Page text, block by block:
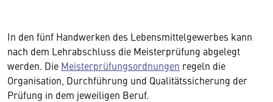
In den fünf Handwerken des Lebensmittelgewerbes kann
nach dem Lehrabschluss die Meisterprüfung abgelegt
werden. Die Meisterprüfungsordnungen regeln die
Organisation, Durchführung und Qualitätssicherung der
Prüfung in dem jeweiligen Beruf.